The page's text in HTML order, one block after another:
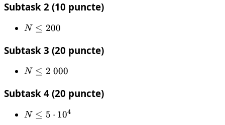
15
Subtask 2 (10 puncte)
N
200
N ≤ 200
Subtask 3 (20 puncte)
N
2 \
N ≤ 2 000
Subtask 4 (20 puncte)
N
N ≤ 5 ⋅ 104